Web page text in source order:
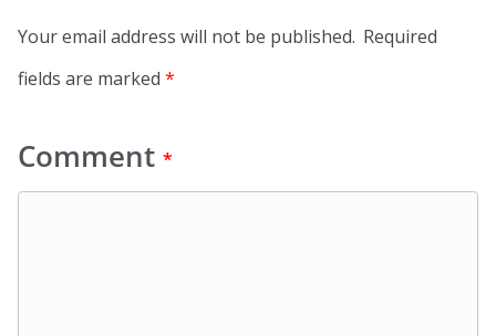
Your email address will not be published. Required
fields are marked *
Comment *